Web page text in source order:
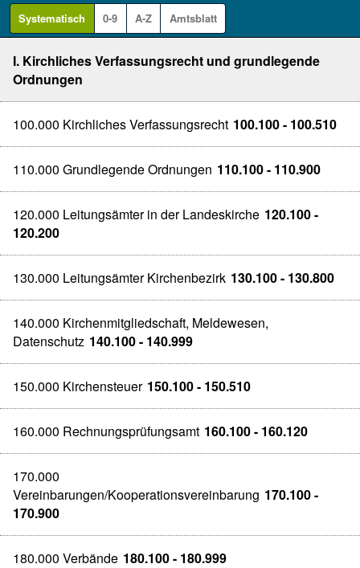
Systematisch 0-9 A-Z Amtsblatt
I. Kirchliches Verfassungsrecht und grundlegende
Ordnungen
100.000 Kirchliches Verfassungsrecht 100.100 - 100.510
110.000 Grundlegende Ordnungen 110.100 - 110.900
120.000 Leitungsämter in der Landeskirche 120.100 -
120.200
130.000 Leitungsämter Kirchenbezirk 130.100 - 130.800
140.000 Kirchenmitgliedschaft, Meldewesen,
Datenschutz 140.100 - 140.999
150.000 Kirchensteuer 150.100 - 150.510
160.000 Rechnungsprüfungsamt 160.100 - 160.120
170.000
Vereinbarungen/Kooperationsvereinbarung 170.100 -
170.900
180.000 Verbände 180.100 - 180.999